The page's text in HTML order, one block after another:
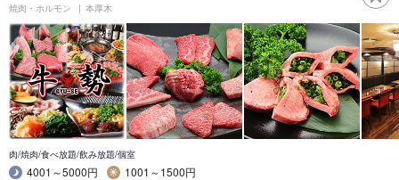
焼肉・ホルモン 本厚木
肉/焼肉/食べ放題/飲み放題/個室
4001～5000円
1001～1500円